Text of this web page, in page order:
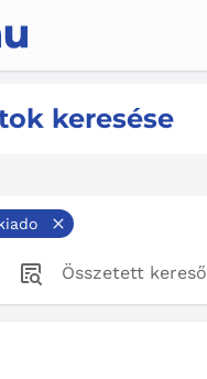
keresése
Összetett kereső